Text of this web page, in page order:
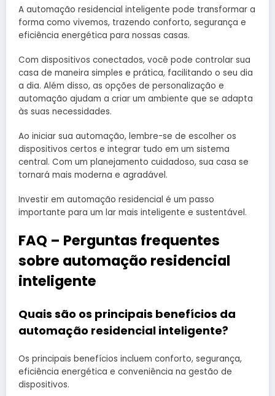
A automação residencial inteligente pode transformar a
forma como vivemos, trazendo conforto, segurança e
eficiência energética para nossas casas.
Com dispositivos conectados, você pode controlar sua
casa de maneira simples e prática, facilitando o seu dia
a dia. Além disso, as opções de personalização e
automação ajudam a criar um ambiente que se adapta
às suas necessidades.
Ao iniciar sua automação, lembre-se de escolher os
dispositivos certos e integrar tudo em um sistema
central. Com um planejamento cuidadoso, sua casa se
tornará mais moderna e agradável.
Investir em automação residencial é um passo
importante para um lar mais inteligente e sustentável.
FAQ – Perguntas frequentes
sobre automação residencial
inteligente
Quais são os principais benefícios da
automação residencial inteligente?
Os principais benefícios incluem conforto, segurança,
eficiência energética e conveniência na gestão de
dispositivos.